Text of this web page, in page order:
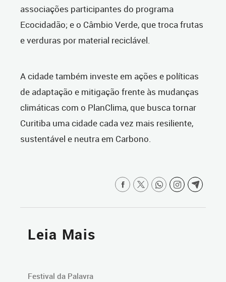
associações participantes do programa
Ecocidadão; e o Câmbio Verde, que troca frutas
e verduras por material reciclável.
A cidade também investe em ações e políticas
de adaptação e mitigação frente às mudanças
climáticas com o PlanClima, que busca tornar
Curitiba uma cidade cada vez mais resiliente,
sustentável e neutra em Carbono.
Leia Mais
Festival da Palavra